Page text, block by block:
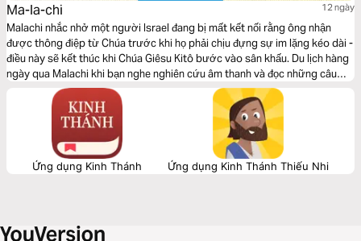
Ma-la-chi 12 ngày
Malachi nhắc nhở một người Israel đang bị mất kết nối rằng ông nhận
được thông điệp từ Chúa trước khi họ phải chịu đựng sự im lặng kéo dài -
điều này sẽ kết thúc khi Chúa Giêsu Kitô bước vào sân khấu. Du lịch hàng
ngày qua Malachi khi bạn nghe nghiên cứu âm thanh và đọc những câu
chọn lọc từ lời Chúa.
Ứng dụng Kinh Thánh Ứng dụng Kinh Thánh Thiếu Nhi